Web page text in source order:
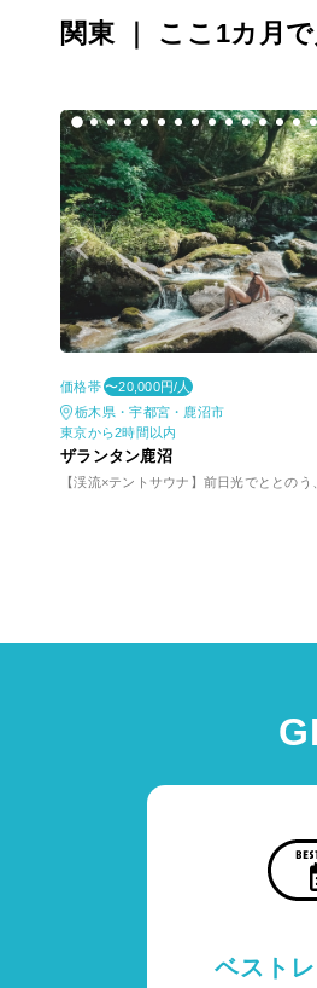
関東 ｜ ここ1カ月
価格帯 〜20,000円/人
栃木県・宇都宮・鹿沼市
東京から2時間以内
ザランタン鹿沼
【渓流×テントサウナ】前日光でととのう
ベスト